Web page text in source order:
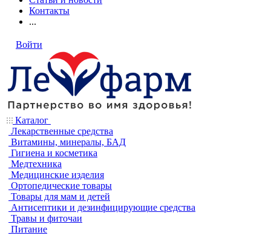
Контакты
...
Войти
Каталог
Лекарственные средства
Витамины, минералы, БАД
Гигиена и косметика
Медтехника
Медицинские изделия
Ортопедические товары
Товары для мам и детей
Антисептики и дезинфицирующие средства
Травы и фиточаи
Питание